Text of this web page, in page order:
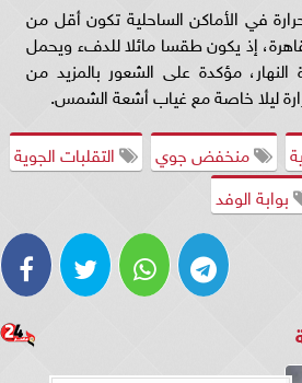
في الأماكن الساحلية تكون أقل من
إذ يكون طقسا مائلا للدفء ويحمل
مؤكدة على الشعور بالمزيد من
ليلا خاصة مع غياب أشعة الشمس.
منخفض جوي
التقلبات الجوية
بوابة الوفد